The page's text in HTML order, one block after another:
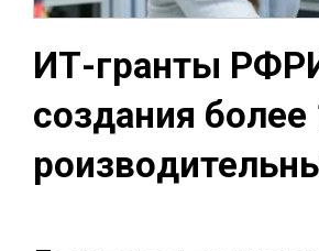
ИТ-гран­ты
соз­да­ния